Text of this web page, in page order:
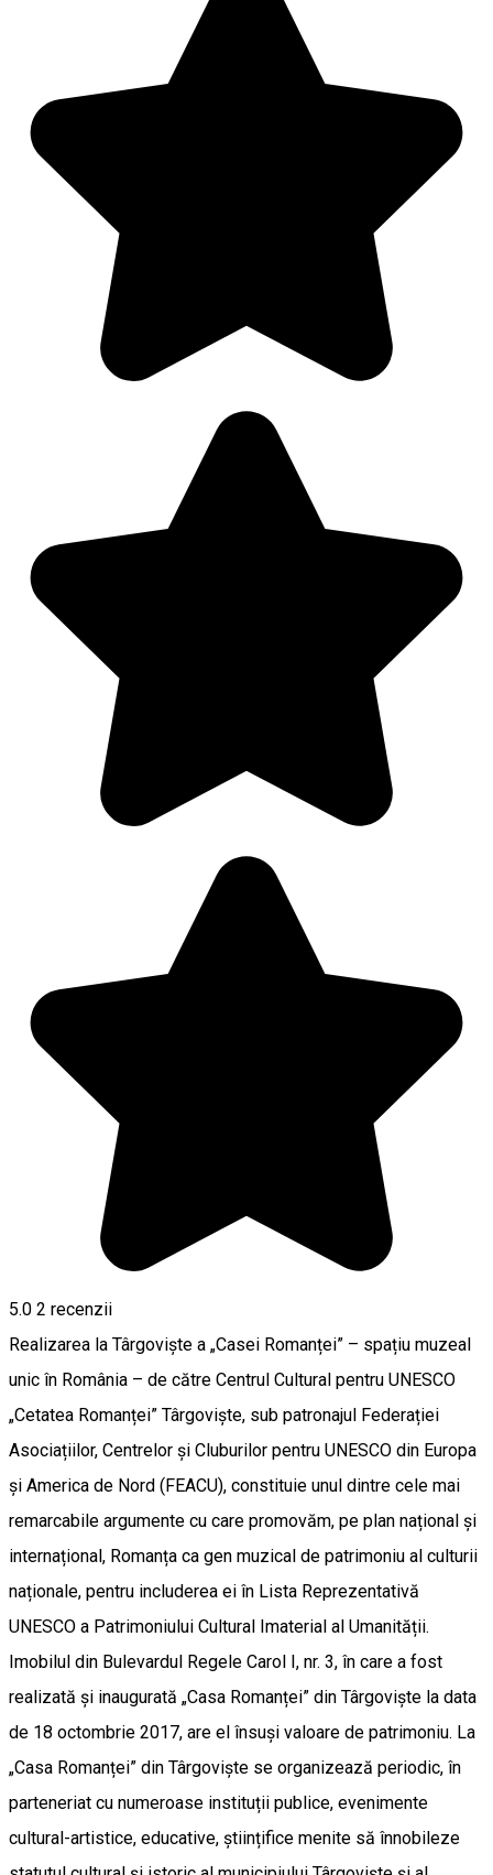
5.0 2 recenzii
Realizarea la Târgoviște a „Casei Romanței” – spațiu muzeal
unic în România – de către Centrul Cultural pentru UNESCO
„Cetatea Romanței” Târgoviște, sub patronajul Federației
Asociațiilor, Centrelor și Cluburilor pentru UNESCO din Europa
și America de Nord (FEACU), constituie unul dintre cele mai
remarcabile argumente cu care promovăm, pe plan național și
internațional, Romanța ca gen muzical de patrimoniu al culturii
naționale, pentru includerea ei în Lista Reprezentativă
UNESCO a Patrimoniului Cultural Imaterial al Umanității.
Imobilul din Bulevardul Regele Carol I, nr. 3, în care a fost
realizată și inaugurată „Casa Romanței” din Târgoviște la data
de 18 octombrie 2017, are el însuși valoare de patrimoniu. La
„Casa Romanței” din Târgoviște se organizează periodic, în
parteneriat cu numeroase instituții publice, evenimente
cultural-artistice, educative, științifice menite să înnobileze